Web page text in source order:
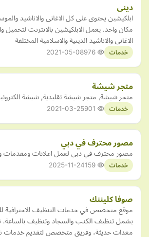
دينى
ابلكيشين يحتوى على كل الاغانى والاناشيد
مكان واحد. يعمل الابلكيشين بالانترنت لتحميل
الاغانى والاناشيد الدينية والاسلامية المختلفة
خدمات 2021-05-08
متجر شيشة
متجر شيشة, متجر شيشة تقليدية, شيشة
خدمات 2021-03-25
مصور محترف في دبي
مصور محترف في دبي لعمل اعلانات ومقدمات
خدمات 2025-11-24
صوفا كليننك
موقع متخصص في خدمات التنظيف الاحترافية
يشمل تنظيف الكنب والسجاد وتنظيف بالساعة.
معدات حديثة، وفريق متخصص لتقديم خدمات